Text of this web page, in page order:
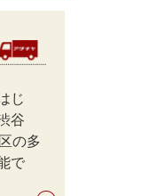
じ
谷
の多
で